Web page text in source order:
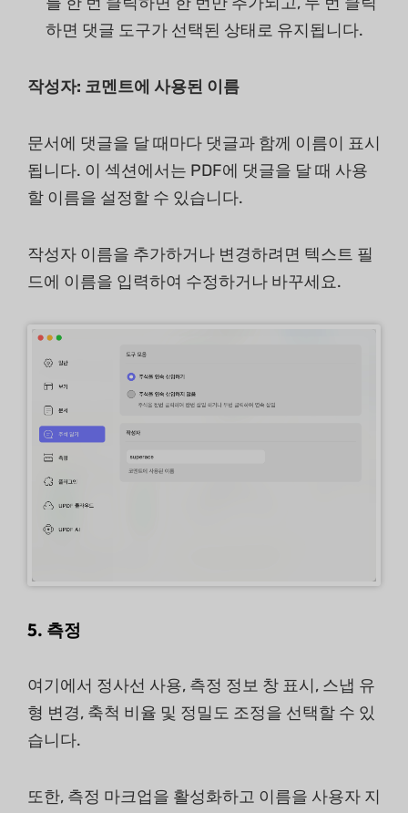
하면 댓글 도구가 선택된 상태로 유지됩니다.
작성자: 코멘트에 사용된 이름
문서에 댓글을 달 때마다 댓글과 함께 이름이 표시
됩니다. 이 섹션에서는 PDF에 댓글을 달 때 사용
할 이름을 설정할 수 있습니다.
작성자 이름을 추가하거나 변경하려면 텍스트 필
드에 이름을 입력하여 수정하거나 바꾸세요.
5. 측정
여기에서 정사선 사용, 측정 정보 창 표시, 스냅 유
형 변경, 축척 비율 및 정밀도 조정을 선택할 수 있
습니다.
또한, 측정 마크업을 활성화하고 이름을 사용자 지